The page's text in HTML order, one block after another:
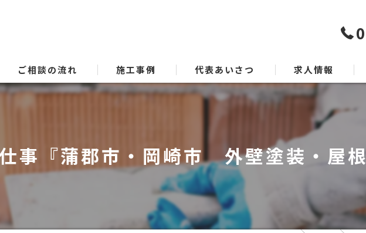
ご相談の流れ 施工事例 代表あいさつ 求人情報
事『蒲郡市・岡崎市 外壁塗装・屋